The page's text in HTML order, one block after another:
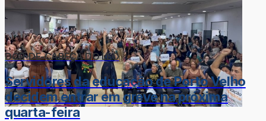
DOR-DE-CABEÇA DO LÉO
Servidores da educação de Porto Velho
decidem entrar em greve na próxima
quarta-feira